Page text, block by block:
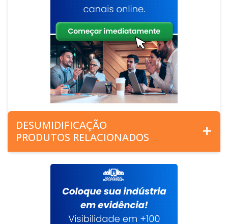
DESUMIDIFICAÇÃO
PRODUTOS RELACIONADOS